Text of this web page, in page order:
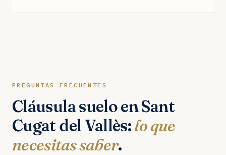
PREGUNTAS FRECUENTES
Cláusula suelo en Sant
Cugat del Vallès:lo que
necesitas saber.